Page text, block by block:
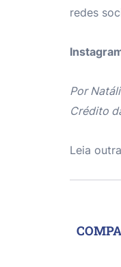
redes
Por
Crédito
Leia